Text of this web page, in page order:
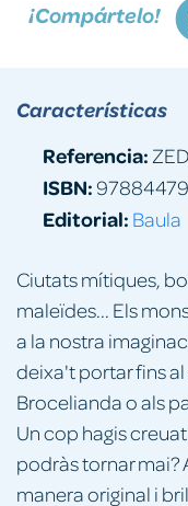
¡Compártelo!
Ciutats mítiques,
maleïdes... Els
a la nostra
deixa't portar fins
Brocelianda o als
Un cop hagis
podràs tornar mai?
manera original i
Características
Referencia:
ISBN:
Editorial: Baula